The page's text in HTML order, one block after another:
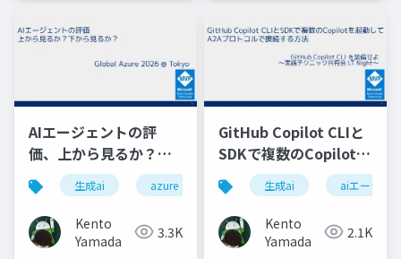
AIエージェントの評
価、上から見るか？下
から見るか？
生成ai azure aiエージェント評価
Kento
Yamada
3.3K
GitHub Copilot CLIと
SDKで複数のCopilotを
起動してA2Aプロトコ
ルで接続する方法
生成ai aiエージェ
Kento
Yamada
2.1K